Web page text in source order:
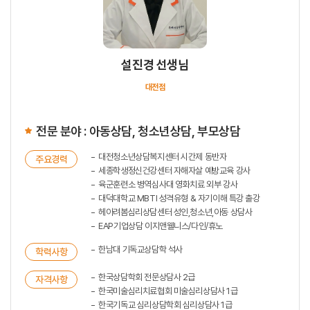
설진경 선생님
대전점
전문 분야 : 아동상담, 청소년상담, 부모상담
주요경력
대전청소년상담복지센터 시간제 동반자
세종학생정신건강센터 자해자살 예방교육 강사
육군훈련소 병역심사대 영화치료 외부 강사
대덕대학교 MBTI 성격유형 & 자기이해 특강 출강
헤아려봄심리상담센터 성인,청소년,아동 상담사
EAP기업상담 이지앤웰니스/다인/휴노
학력사항 한남대 기독교상담학 석사
자격사항
한국상담학회 전문상담사 2급
한국미술심리치료협회 미술심리상담사 1급
한국기독교 심리상담학회 심리상담사 1급